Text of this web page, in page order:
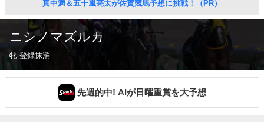
真中満＆五十嵐亮太が佐賀競馬予想に挑戦！（PR）
ニシノマズルカ
牝 登録抹消
先週的中! AIが日曜重賞を大予想